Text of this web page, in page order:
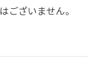
ございません。